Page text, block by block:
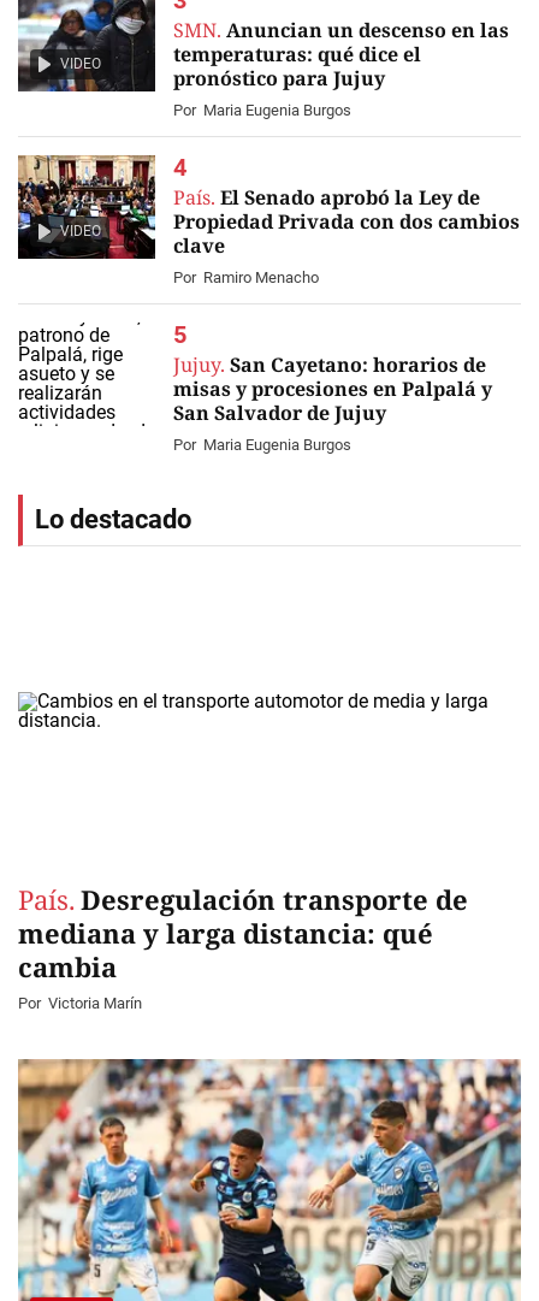
VIDEO
SMN. Anuncian un descenso en las
temperaturas: qué dice el
pronóstico para Jujuy
Por Maria Eugenia Burgos
VIDEO
País. El Senado aprobó la Ley de
Propiedad Privada con dos cambios
clave
Por Ramiro Menacho
Jujuy. San Cayetano: horarios de
misas y procesiones en Palpalá y
San Salvador de Jujuy
Por Maria Eugenia Burgos
Lo destacado
País. Desregulación transporte de
mediana y larga distancia: qué
cambia
Por Victoria Marín